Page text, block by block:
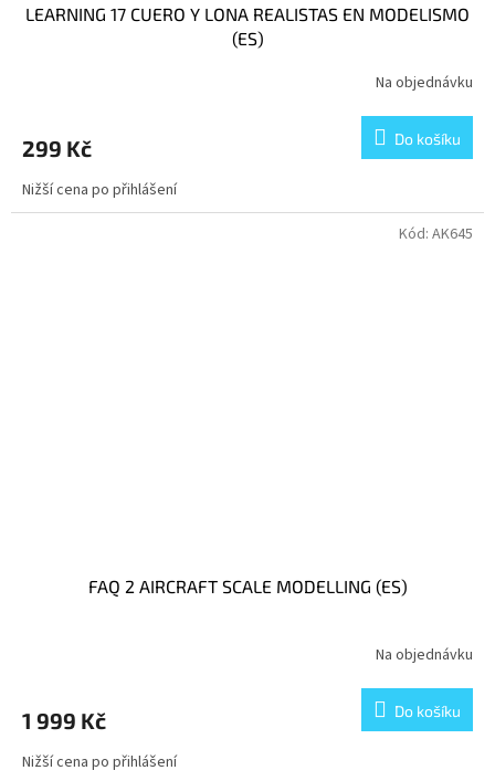
LEARNING 17 CUERO Y LONA REALISTAS EN MODELISMO
(ES)
Na objednávku
299 Kč Do košíku
Nižší cena po přihlášení
FAQ 2 AIRCRAFT SCALE MODELLING (ES)
Na objednávku
1 999 Kč Do košíku
Nižší cena po přihlášení
Kód: AK645